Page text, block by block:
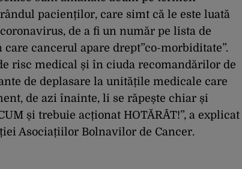
pacienților, care simt că le este luată
de a fi un număr pe lista de
cancerul apare drept”co-morbiditate”.
risc medical și în ciuda recomandărilor de
de deplasare la unitățile medicale care
de azi înainte, li se răpește chiar și
și trebuie acționat HOTĂRÂT!”, a explicat
Asociațiilor Bolnavilor de Cancer.